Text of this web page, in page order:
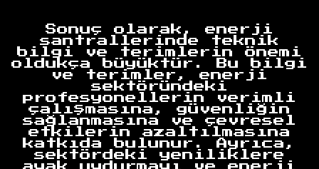
Sonuç olarak, enerji
santrallerinde teknik
bilgi ve terimlerin önemi
oldukça büyüktür. Bu bilgi
ve terimler, enerji
sektöründeki
profesyonellerin verimli
çalışmasına, güvenliğin
sağlanmasına ve çevresel
etkilerin azaltılmasına
katkıda bulunur. Ayrıca,
sektördeki yeniliklere
ayak uydurmayı ve enerji